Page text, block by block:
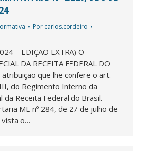
Por carlos.cordeiro
– EDIÇÃO EXTRA) O
DA RECEITA FEDERAL DO
atribuição que lhe confere o art.
do Regimento Interno da
da Receita Federal do Brasil,
ME nº 284, de 27 de julho de
vista o…